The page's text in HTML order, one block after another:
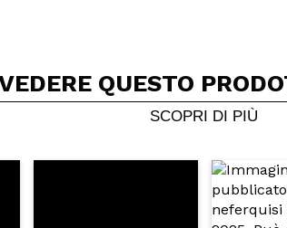
Condividi un video o una foto
Il tuo video potrebbe essere il primo. Immaginalo...
acquisto? Si No
QUESTO
SCOPRI DI PIÙ